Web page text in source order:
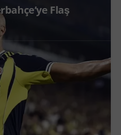
Flaş